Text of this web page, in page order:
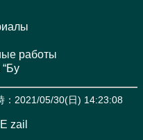
работы
：2021/05/30(日) 14:23:08
zail